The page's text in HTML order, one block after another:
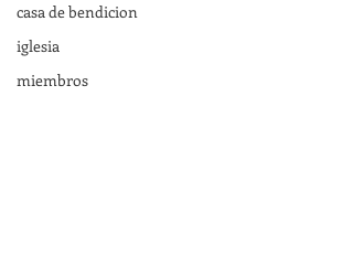
casa de bendicion
iglesia
miembros